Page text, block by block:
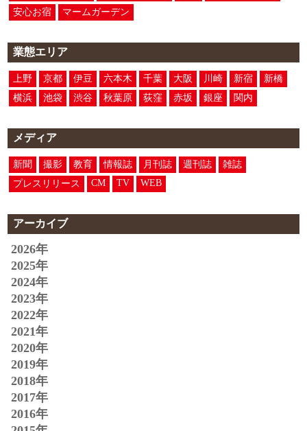
安心お宿
マームガーデン
業態エリア
上野 京都 伊豆 六本木 千葉 大阪 川崎 新宿
新橋
横浜
池袋 渋谷 秋葉原 荻窪 赤坂 銀座 関内
メディア
新聞 撮影 教育 情報誌 月刊誌 週刊誌
雑誌
プレスリリース
CM TV WEB
アーカイブ
2026年
2025年
2024年
2023年
2022年
2021年
2020年
2019年
2018年
2017年
2016年